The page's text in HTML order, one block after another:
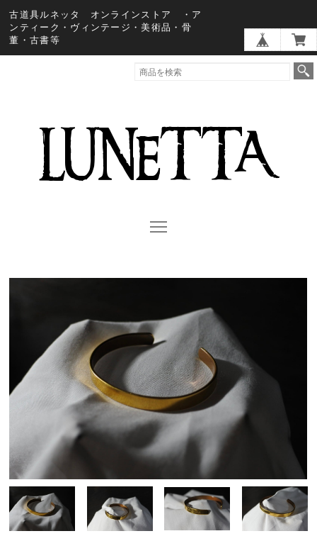
古道具ルネッタ オンラインストア ・ア
ンティーク・ヴィンテージ・美術品・骨
董・古書等